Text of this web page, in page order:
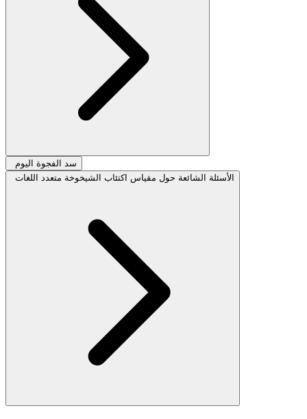
سد الفجوة اليوم
الأسئلة الشائعة حول مقياس اكتئاب الشيخوخة متعدد اللغات